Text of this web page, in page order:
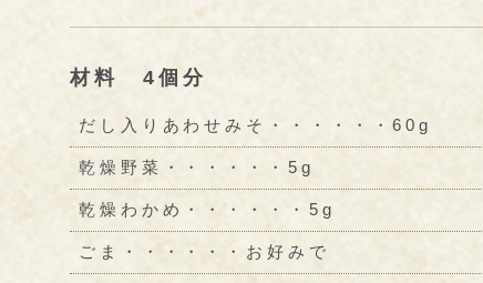
材料 4個分
だし入りあわせみそ・・・・・・60g
乾燥野菜・・・・・・5g
乾燥わかめ・・・・・・5g
ごま・・・・・・お好みで